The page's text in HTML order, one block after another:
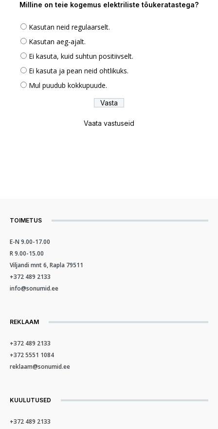
Milline on teie kogemus elektriliste tõukeratastega?
Kasutan neid regulaarselt.
Kasutan aeg-ajalt.
Ei kasuta, kuid suhtun positiivselt.
Ei kasuta ja pean neid ohtlikuks.
Mul puudub kokkupuude.
Vaata vastuseid
TOIMETUS
E-N 9.00-17.00
R 9.00-15.00
Viljandi mnt 6, Rapla 79511
+372 489 2133
info@sonumid.ee
REKLAAM
+372 489 2133
+372 5551 1084
reklaam@sonumid.ee
KUULUTUSED
+372 489 2133